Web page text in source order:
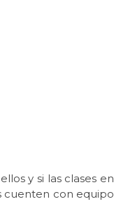
y si las clases en
cuenten con equipo